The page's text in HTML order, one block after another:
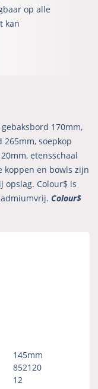
op alle
kan
170mm,
soepkop
etensschaal
koppen en bowls zijn
opslag. Colour$ is
Colour$
145mm
852120
12